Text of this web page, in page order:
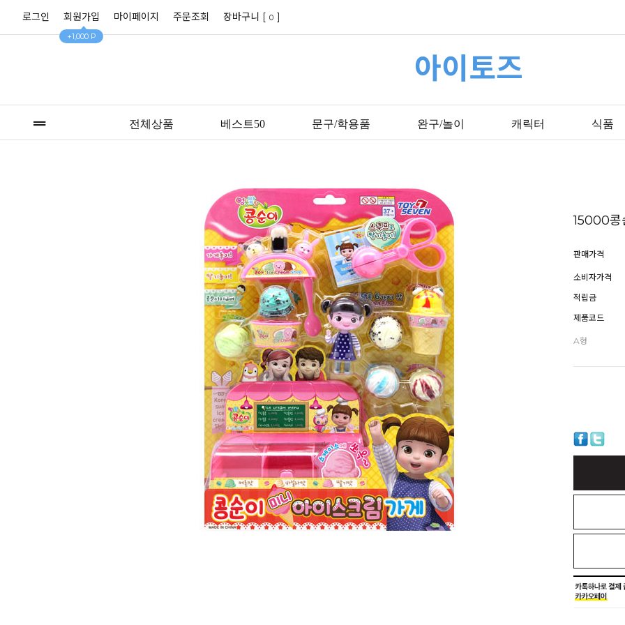
로그인 회원가입
+1,000 P
마이페이지 주문조회 장바구니 [ 0 ]
아이토즈
전체상품 베스트50 문구/학용품 완구/놀이 캐릭터 식품
15000콩
판매가격
소비자가격
적립금
제품코드
A형